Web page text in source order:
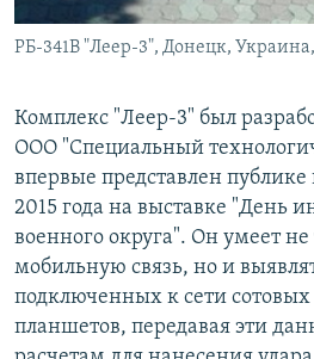
РБ-341В "Леер-3", Донецк, Украина,
Комплекс "Леер-3" был
ООО "Специальный
впервые представлен публике
2015 года на выставке "День
военного округа". Он умеет не
мобильную связь, но и
подключенных к сети сотовых
планшетов, передавая эти